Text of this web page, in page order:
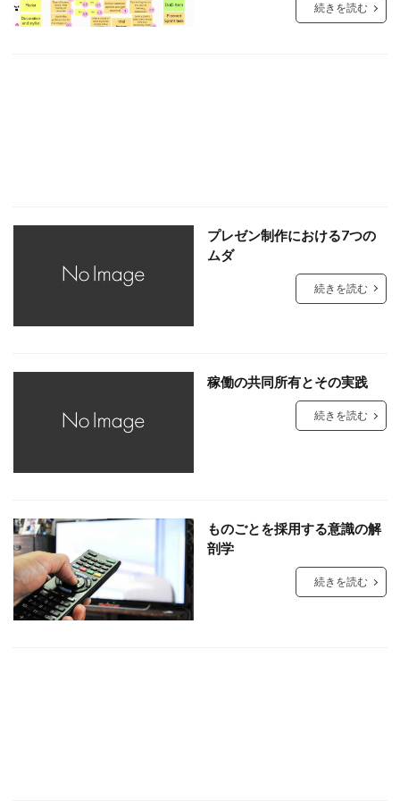
続きを読む
プレゼン制作における7つの
ムダ
続きを読む
稼働の共同所有とその実践
続きを読む
ものごとを採用する意識の解
剖学
続きを読む